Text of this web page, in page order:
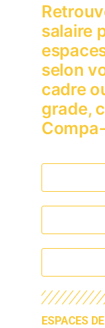
salaire
selon
cadre
grade,
ESPACES